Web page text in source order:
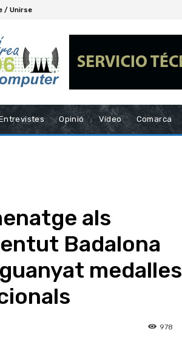
/ Unirse
Opinió Vídeo Comarca
als
Badalona
medalles
978